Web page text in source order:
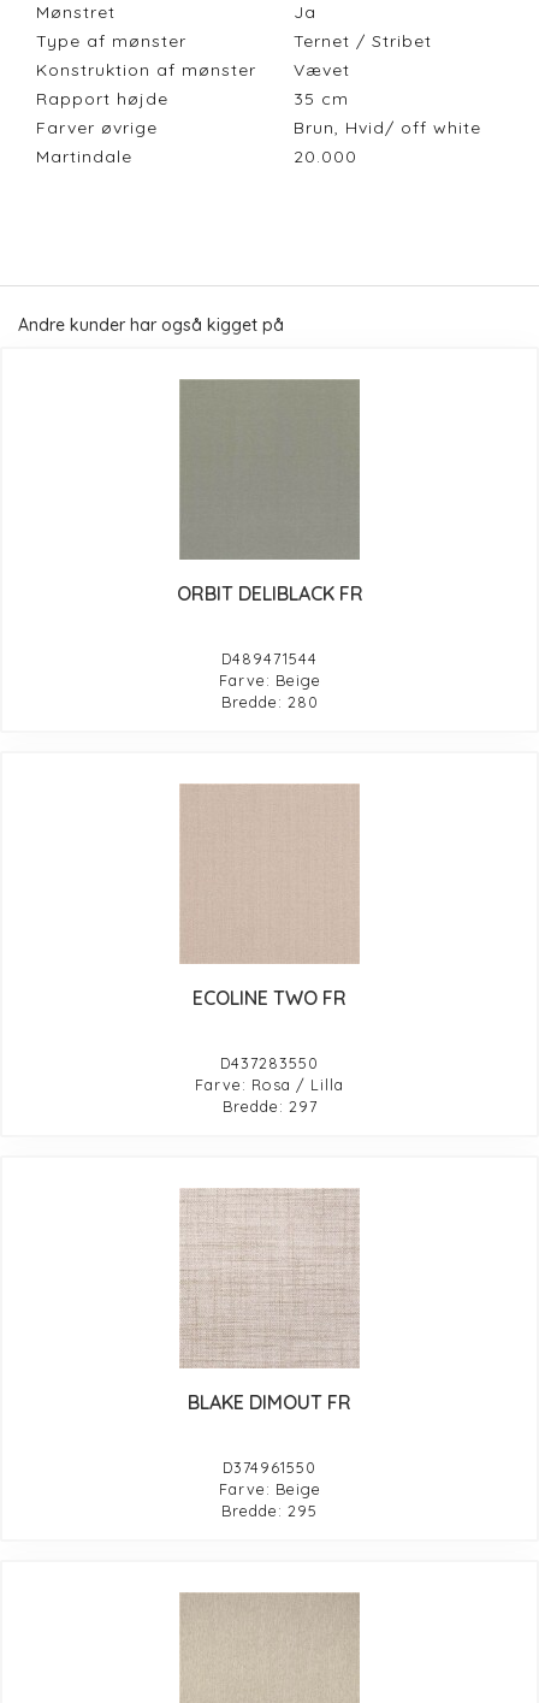
Mønstret
Ja
Type af mønster
Ternet / Stribet
Konstruktion af mønster
Vævet
Rapport højde
35 cm
Farver øvrige
Brun, Hvid/ off white
Martindale
20.000
Andre kunder har også kigget på
ORBIT DELIBLACK FR
D489471544
Farve: Beige
Bredde: 280
ECOLINE TWO FR
D437283550
Farve: Rosa / Lilla
Bredde: 297
BLAKE DIMOUT FR
D374961550
Farve: Beige
Bredde: 295